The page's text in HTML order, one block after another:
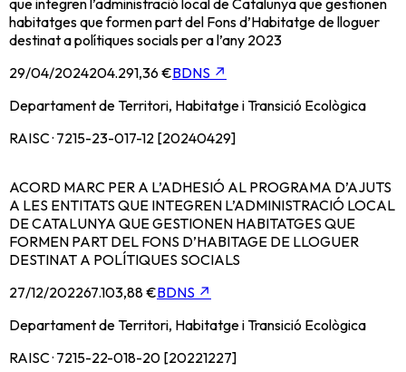
habitatges que formen part del Fons d’Habitatge de lloguer
destinat a polítiques socials per a l’any 2023
29/04/2024204.291,36 €BDNS ↗
Departament de Territori, Habitatge i Transició Ecològica
RAISC · 7215-23-017-12 [20240429]
ACORD MARC PER A L’ADHESIÓ AL PROGRAMA D’AJUTS
A LES ENTITATS QUE INTEGREN L’ADMINISTRACIÓ LOCAL
DE CATALUNYA QUE GESTIONEN HABITATGES QUE
FORMEN PART DEL FONS D’HABITAGE DE LLOGUER
DESTINAT A POLÍTIQUES SOCIALS
27/12/202267.103,88 €BDNS ↗
Departament de Territori, Habitatge i Transició Ecològica
RAISC · 7215-22-018-20 [20221227]